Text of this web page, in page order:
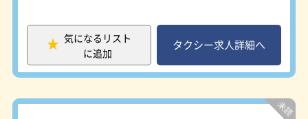
者のサポートでペーパードライバーだ
った方も、今ではしっかりと安定して
稼げています！ 研修期間は2週間。す
ぐにプロフェッショナルとして活躍で
社風＞ 勤続年数20年以上の乗務員が
気になるリスト
に追加
タクシー求人詳細へ